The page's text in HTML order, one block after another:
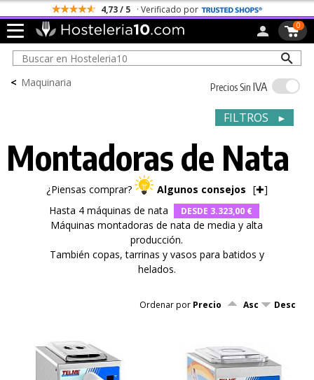
Todos los Portes son Gratis
0
< Maquinaria Precios Sin IVA
FILTROS ►
Montadoras de Nata
¿Piensas comprar? Algunos consejos [✚]
Hasta 4 máquinas de nata
DESDE 3.323,00 €
Máquinas montadoras de nata de media y alta
producción.
También copas, tarrinas y vasos para batidos y
helados.
Ordenar por Precio Asc Desc